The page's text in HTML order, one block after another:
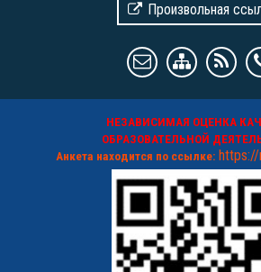
Произвольная
НЕЗАВИСИМАЯ ОЦЕНКА
ОБРАЗОВАТЕЛЬНОЙ
Анкета находится по ссылке: https://